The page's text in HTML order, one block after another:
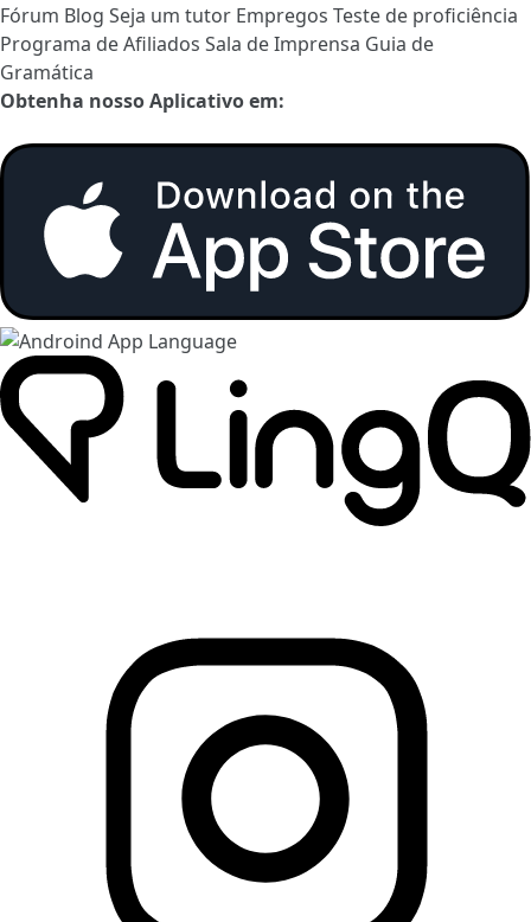
Fórum Blog Seja um tutor Empregos Teste de proficiência
Programa de Afiliados Sala de Imprensa Guia de
Gramática
Obtenha nosso Aplicativo em: